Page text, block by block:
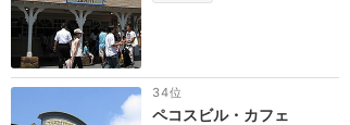
34位
ペコスビル・カフェ